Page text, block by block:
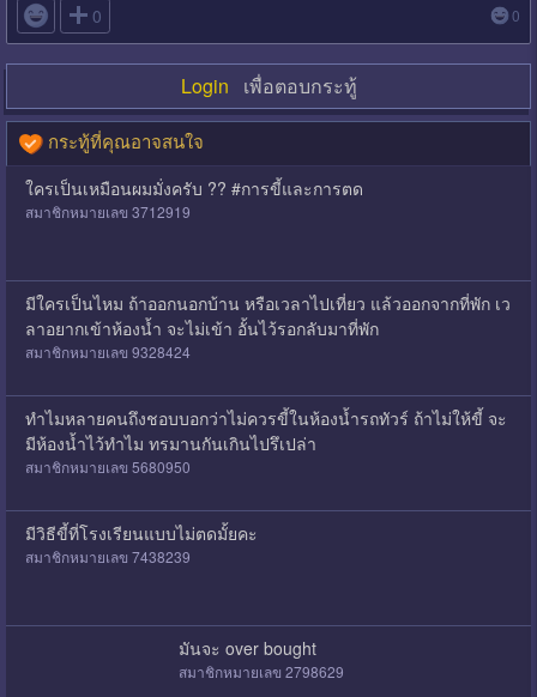
 0 0
Login เพื่อตอบกระทู้
กระทู้ที่คุณอาจสนใจ
ใครเป็นเหมือนผมมั่งครับ ?? #การขี้และการตด
สมาชิกหมายเลข 3712919
มีใครเป็นไหม ถ้าออกนอกบ้าน หรือเวลาไปเที่ยว แล้วออกจากที่พัก เว
ลาอยากเข้าห้องน้ำ จะไม่เข้า อั้นไว้รอกลับมาที่พัก
สมาชิกหมายเลข 9328424
ทำไมหลายคนถึงชอบบอกว่าไม่ควรขี้ในห้องน้ำรถทัวร์ ถ้าไม่ให้ขี้ จะ
มีห้องน้ำไว้ทำไม ทรมานกันเกินไปรึเปล่า
สมาชิกหมายเลข 5680950
มีวิธีขี้ที่โรงเรียนแบบไม่ตดมั้ยคะ
สมาชิกหมายเลข 7438239
มันจะ over bought
สมาชิกหมายเลข 2798629